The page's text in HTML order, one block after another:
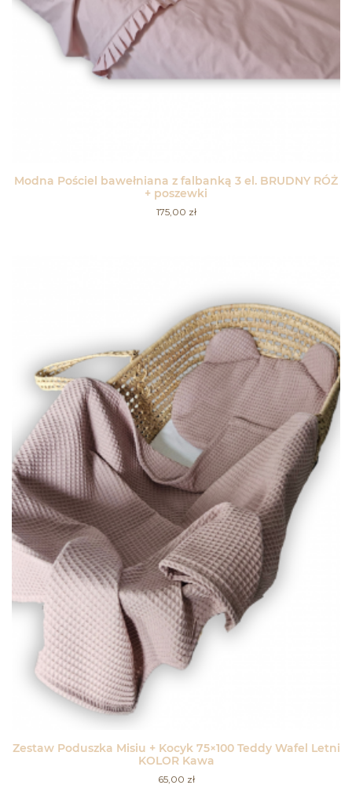
Modna Pościel bawełniana z falbanką 3 el. BRUDNY RÓŻ
+ poszewki
175,00 zł
Zestaw Poduszka Misiu + Kocyk 75×100 Teddy Wafel Letni
KOLOR Kawa
65,00 zł